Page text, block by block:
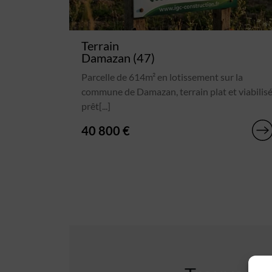
Terrain
Damazan (47)
Parcelle de 614m² en lotissement sur la
commune de Damazan, terrain plat et viabilisé
prêt[...]
40 800 €